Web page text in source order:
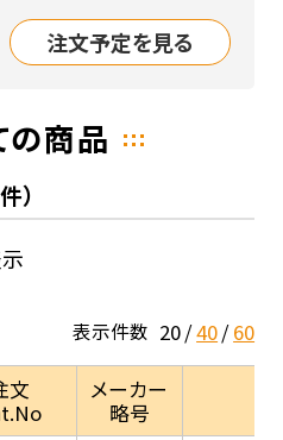
注文予定を見る
の商品
）
表示件数 20 40 60
文
メーカー
略号